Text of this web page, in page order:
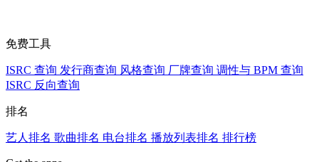
免费工具
ISRC 查询 发行商查询 风格查询 厂牌查询 调性与 BPM 查询
ISRC 反向查询
排名
艺人排名 歌曲排名 电台排名 播放列表排名 排行榜